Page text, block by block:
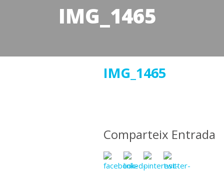
IMG_1465
IMG_1465
Comparteix Entrada